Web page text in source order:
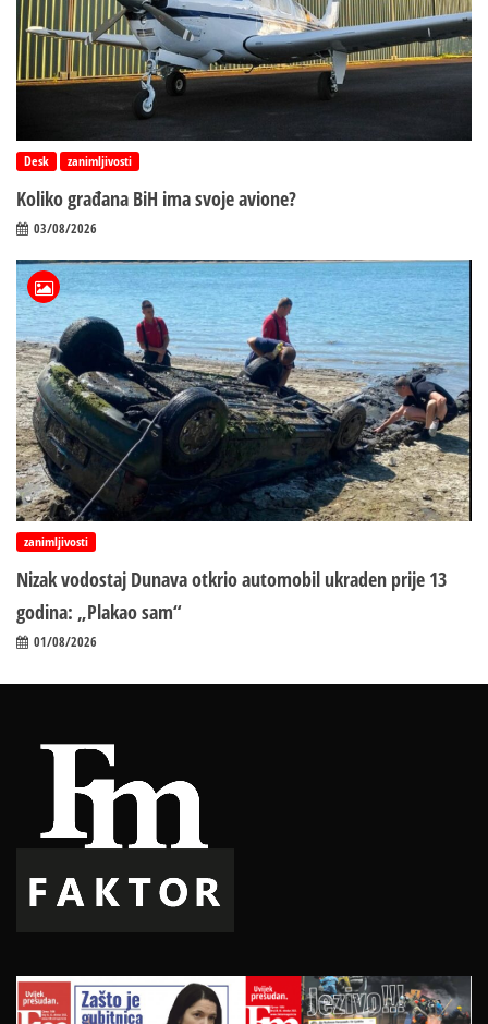
Desk zanimljivosti
Koliko građana BiH ima svoje avione?
03/08/2026
zanimljivosti
Nizak vodostaj Dunava otkrio automobil ukraden prije 13
godina: „Plakao sam“
01/08/2026